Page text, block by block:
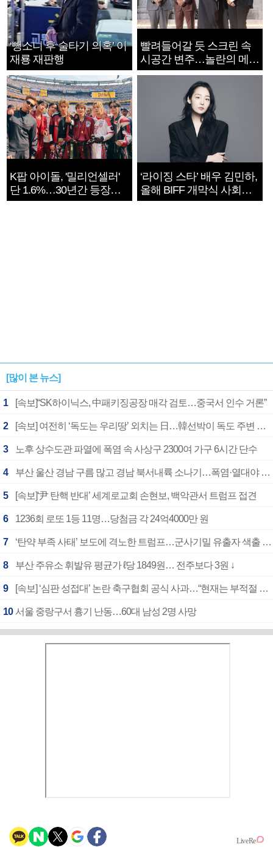
‘뺑소니 후 술타기 의혹’ 이
재룡 재판행
빨려들어갈 듯 스크린 속
시공간 변주…놀란의 메시
지는 ‘전쟁 속죄’
K팝 아이돌, '밀리언셀러'
단 1.6%…30년간 등장
1182개팀 전수조사
‘라이징 스타’ 배우 김민하,
올해 BIFF 개막식 사회자
확정
[많이 본 뉴스]
1 [속보]“SK하이닉스, 中패키징공장 매각 검토…중국서 인수 거론”
2 [속보] 여전히 ‘독도는 우리땅’ 외치는 日…韓선박이 독도 주변 해양조사 활동하자 반발
3 노후 상수도관 파열에 폭염 속 사상구 2300여 가구 6시간 단수
4 부산 울산 경남 구름 많고 경남 북서내륙 소나기…폭염·열대야 계속
5 [속보]‘尹 탄핵 반대’ 세계로교회 손현보, 백악관서 트럼프 접견
6 1236회 로또 1등 11명…당첨금 각 24억4000만 원
7 ‘탄약 부족 사태’ 보도에 격노한 트럼프…군사기밀 유출자 색출 지시
8 부산 주유소 휘발유 평균가 ℓ당 1849원… 전주보다 3원 ↓
9 [속보] ‘심판 성접대’ 논란 축구협회 공식 사과…“현재는 부적절 행위 없어”
10 서울 중랑구서 흉기 난동…60대 남성 2명 사망